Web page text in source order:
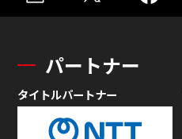
パートナー
タイトルパートナー